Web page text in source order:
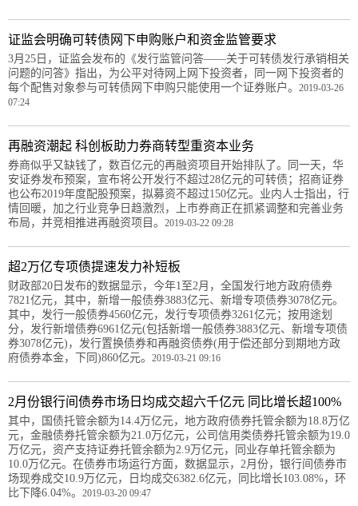
证监会明确可转债网下申购账户和资金监管要求
3月25日，证监会发布的《发行监管问答——关于可转债发行承销相关
问题的问答》指出，为公平对待网上网下投资者，同一网下投资者的
每个配售对象参与可转债网下申购只能使用一个证券账户。 2019-03-26
07:24
再融资潮起 科创板助力券商转型重资本业务
券商似乎又缺钱了，数百亿元的再融资项目开始排队了。同一天，华
安证券发布预案，宣布将公开发行不超过28亿元的可转债；招商证券
也公布2019年度配股预案，拟募资不超过150亿元。业内人士指出，行
情回暖，加之行业竞争日趋激烈，上市券商正在抓紧调整和完善业务
布局，并竞相推进再融资项目。 2019-03-22 09:28
超2万亿专项债提速发力补短板
财政部20日发布的数据显示，今年1至2月，全国发行地方政府债券
7821亿元，其中，新增一般债券3883亿元、新增专项债券3078亿元。
其中，发行一般债券4560亿元，发行专项债券3261亿元；按用途划
分，发行新增债券6961亿元(包括新增一般债券3883亿元、新增专项债
券3078亿元)，发行置换债券和再融资债券(用于偿还部分到期地方政
府债券本金，下同)860亿元。 2019-03-21 09:16
2月份银行间债券市场日均成交超六千亿元 同比增长超100%
其中，国债托管余额为14.4万亿元，地方政府债券托管余额为18.8万亿
元，金融债券托管余额为21.0万亿元，公司信用类债券托管余额为19.0
万亿元，资产支持证券托管余额为2.9万亿元，同业存单托管余额为
10.0万亿元。在债券市场运行方面，数据显示，2月份，银行间债券市
场现券成交10.9万亿元，日均成交6382.6亿元，同比增长103.08%，环
比下降6.04%。 2019-03-20 09:47